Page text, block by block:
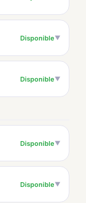
Disponible▼
Disponible▼
Disponible▼
Disponible▼